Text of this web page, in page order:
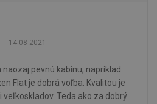
14-08-2021
pevnú kabínu, napríklad
Flat je dobrá voľba. Kvalitou je
Teda ako za dobrý